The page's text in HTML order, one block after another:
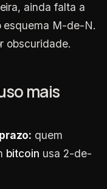
ainda falta a
esquema M-de-N.
obscuridade.
mais
quem
bitcoin usa 2-de-